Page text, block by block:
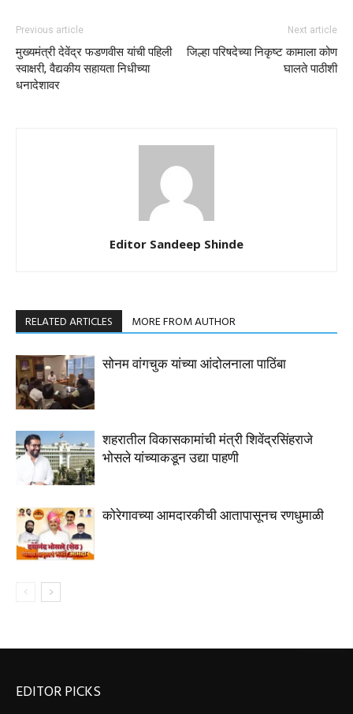
Previous article
मुख्यमंत्री देवेंद्र फडणवीस यांची पहिली
स्वाक्षरी, वैद्यकीय सहायता निधीच्या
धनादेशावर
Next article
जिल्हा परिषदेच्या निकृष्ट कामाला कोण
घालते पाठीशी
Editor Sandeep Shinde
RELATED ARTICLES MORE FROM AUTHOR
सोनम वांगचुक यांच्या आंदोलनाला पाठिंबा
शहरातील विकासकामांची मंत्री शिवेंद्रसिंहराजे
भोसले यांच्याकडून उद्या पाहणी
कोरेगावच्या आमदारकीची आतापासूनच रणधुमाळी
EDITOR PICKS